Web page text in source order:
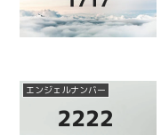
エンジェルナンバー